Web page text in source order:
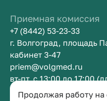
Продолжая работу
Приемная комиссия
+7 (8442) 53-23-33
г. Волгоград, площадь
кабинет 3-47
priem@volgmed.ru
вт-пт, с 13:00 до 17:00